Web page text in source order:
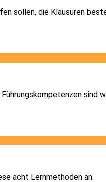
sollen, die Klausuren
sind
acht Lernmethoden an.